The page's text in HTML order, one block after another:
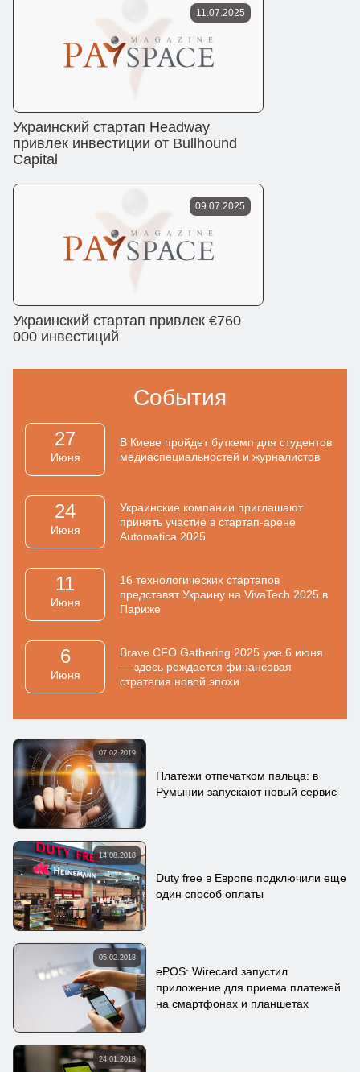
11.07.2025
Украинский стартап Headway
привлек инвестиции от Bullhound
Capital
09.07.2025
Украинский стартап привлек €760
000 инвестиций
События
27
Июня
В Киеве пройдет буткемп для студентов
медиаспециальностей и журналистов
24
Июня
Украинские компании приглашают
принять участие в стартап-арене
Automatica 2025
11
Июня
16 технологических стартапов
представят Украину на VivaTech 2025 в
Париже
6
Июня
Brave CFO Gathering 2025 уже 6 июня
— здесь рождается финансовая
стратегия новой эпохи
07.02.2019
Платежи отпечатком пальца: в
Румынии запускают новый сервис
14.08.2018
Duty free в Европе подключили еще
один способ оплаты
05.02.2018
ePOS: Wirecard запустил
приложение для приема платежей
на смартфонах и планшетах
24.01.2018